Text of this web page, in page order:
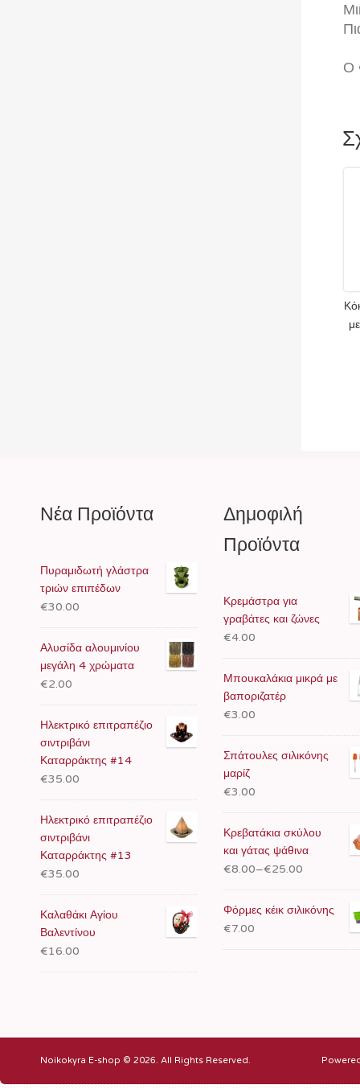
Ο
Νέα Προϊόντα
Πυραμιδωτή γλάστρα
τριών επιπέδων
€30.00
Αλυσίδα αλουμινίου
μεγάλη 4 χρώματα
€2.00
Ηλεκτρικό επιτραπέζιο
σιντριβάνι
Καταρράκτης #14
€35.00
Ηλεκτρικό επιτραπέζιο
σιντριβάνι
Καταρράκτης #13
€35.00
Καλαθάκι Αγίου
Βαλεντίνου
€16.00
Δημοφιλή
Προϊόντα
Κρεμάστρα για
γραβάτες και ζώνες
€4.00
Μπουκαλάκια μικρά με
βαποριζατέρ
€3.00
Σπάτουλες σιλικόνης
μαρίζ
€3.00
Κρεβατάκια σκύλου
και γάτας ψάθινα
€8.00–€25.00
Φόρμες κέικ σιλικόνης
€7.00
Noikokyra E-shop © 2026. All Rights Reserved.